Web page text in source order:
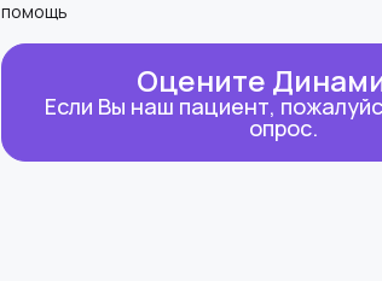
помощь
Оцените
Если Вы наш пациент,
опрос.